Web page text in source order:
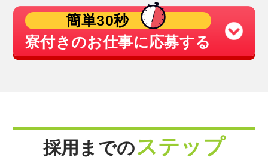
簡単30秒
寮付きのお仕事に応募する
採用までのステップ